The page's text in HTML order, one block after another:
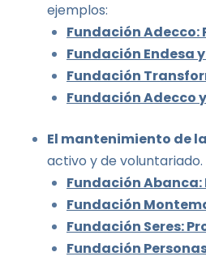
ejemplos:
Fundación
Fundación Endesa
Fundación
Fundación Adecco
El mantenimiento de
activo y de voluntariado.
Fundación
Fundación
Fundación Seres:
Fundación